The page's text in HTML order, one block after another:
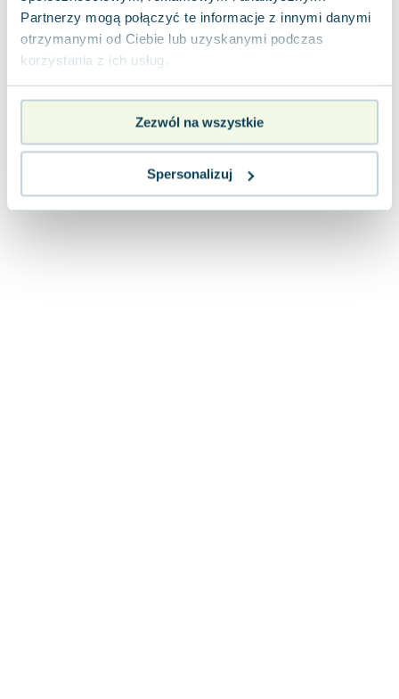
Partnerzy mogą połączyć te informacje z innymi danymi
otrzymanymi od Ciebie lub uzyskanymi podczas
korzystania z ich usług.
Zezwól na wszystkie
Spersonalizuj
Lorraine Warren
Ajahn Brahm
Lucinda Riley